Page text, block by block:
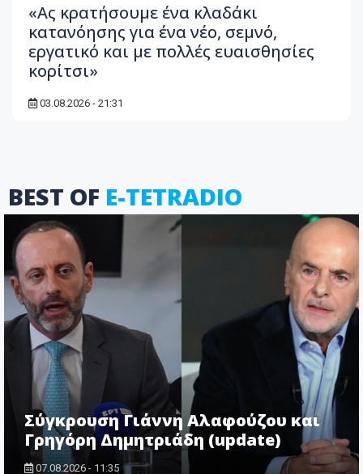
«Ας κρατήσουμε ένα κλαδάκι
κατανόησης για ένα νέο, σεμνό,
εργατικό και με πολλές ευαισθησίες
κορίτσι»
03.08.2026 - 21:31
BEST OF E-TETRADIO
Σύγκρουση Γιάννη Αλαφούζου και
Γρηγόρη Δημητριάδη (update)
07.08.2026 - 11:35